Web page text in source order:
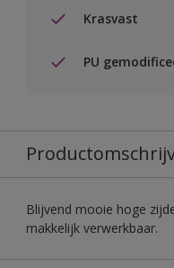
Krasvast
PU
Blijvend mooie hoge
makkelijk verwerkbaar.